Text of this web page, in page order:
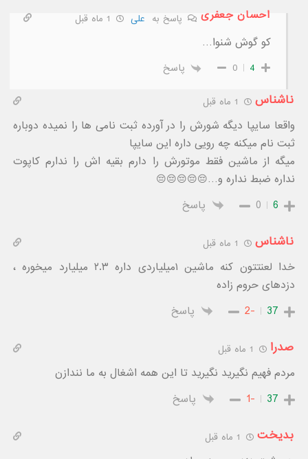
احسان جعفری
پاسخ به علی
کو گوش شنوا…
4
0 پاسخ
ناشناس
واقعا سایپا دیگه شورش را در آورده ثبت نامی ها را نمیده دوباره
ثبت نام میکنه چه رویی داره این سایپا
میگه از ماشین فقط موتورش را دارم بقیه اش را ندارم کاپوت
نداره ضبط نداره و…😔😔😔😔😔
6
0 پاسخ
ناشناس
خدا لعنتتون کنه ماشین ۱میلیاردی داره ۲.۳ میلیارد میخوره ،
دزدهای حروم زاده
37
-2 پاسخ
صدرا
مردم فهیم نگیرید نگیرید تا این همه اشغال به ما نندازن
37
-1 پاسخ
بدیخت